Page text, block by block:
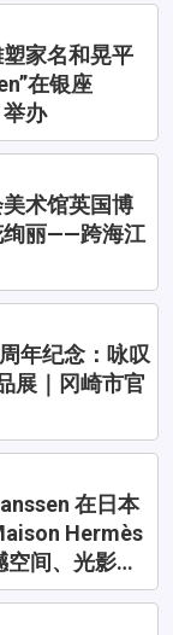
家名和晃平
在银座
办
术馆英国博
绚丽——跨海江
年纪念：咏叹
展｜冈崎市官
在日本
Hermès
间、光影与